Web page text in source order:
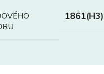
1861(H3)